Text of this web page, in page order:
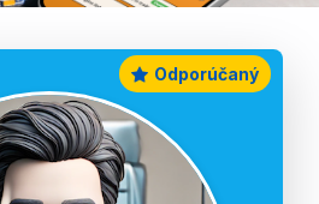
Odporúčaný